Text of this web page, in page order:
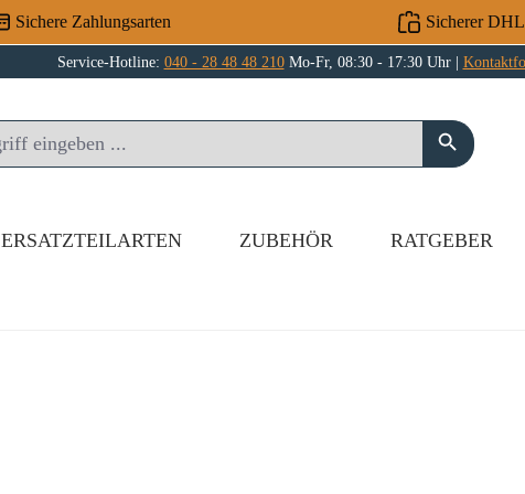
Sichere Zahlungsarten Sicherer
Service-Hotline: 040 - 28 48 48 210Mo-Fr, 08:30 - 17:30 Uhr |
ERSATZTEILARTEN ZUBEHÖR RATGEBER